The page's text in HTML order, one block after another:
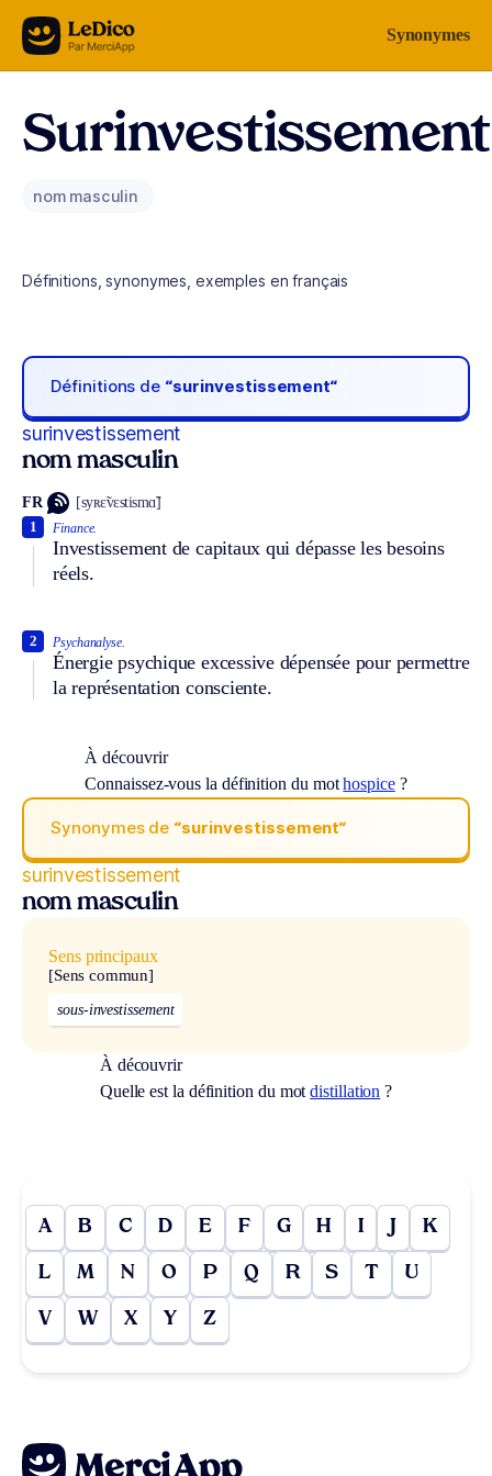
Aller au contenu Synonymes
Surinvestissement
nom masculin
Définitions, synonymes, exemples en français
Définitions de “surinvestissement“
surinvestissement
nom masculin
FR [syʀɛ̃vɛstismɑ̃]
Finance.
Investissement de capitaux qui dépasse les besoins
réels.
1
Psychanalyse.
Énergie psychique excessive dépensée pour permettre
la représentation consciente.
2
À découvrir
Connaissez-vous la définition du mothospice?
Synonymes de “surinvestissement“
surinvestissement
nom masculin
Sens principaux
[Sens commun]
sous-investissement
À découvrir
Quelle est la définition du motdistillation ?
A B C D E F G H I J K
L M N O P Q R S T U
V W X Y Z